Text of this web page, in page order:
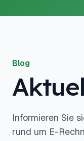
Blog
Informieren Sie
rund um E-